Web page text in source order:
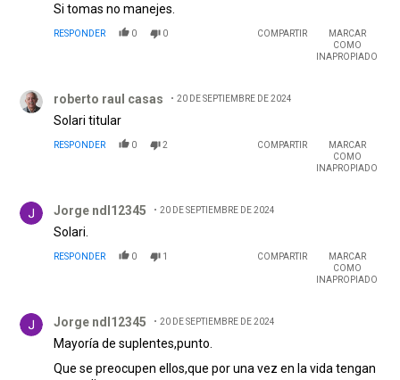
Si tomas no manejes.
RESPONDER 0 0 COMPARTIR
MARCAR
COMO
INAPROPIADO
roberto raul casas 20 DE SEPTIEMBRE DE 2024
Solari titular
RESPONDER 0 2 COMPARTIR
MARCAR
COMO
INAPROPIADO
Jorge ndl12345 20 DE SEPTIEMBRE DE 2024
Solari.
RESPONDER 0 1 COMPARTIR
MARCAR
COMO
INAPROPIADO
Jorge ndl12345 20 DE SEPTIEMBRE DE 2024
Mayoría de suplentes,punto.
Que se preocupen ellos,que por una vez en la vida tengan